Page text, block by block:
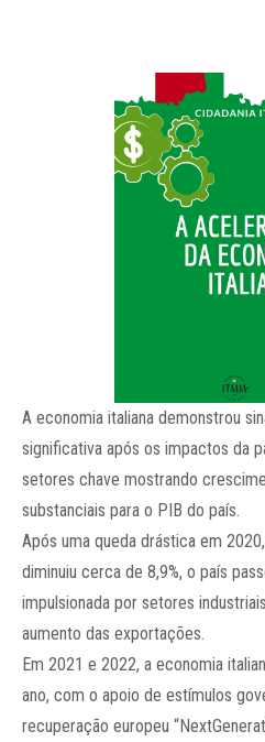
A economia italiana demonstrou
significativa após os impactos da
setores chave mostrando
substanciais para o PIB do país.
Após uma queda drástica em
diminuiu cerca de 8,9%, o país
impulsionada por setores
aumento das exportações.
Em 2021 e 2022, a economia
ano, com o apoio de estímulos
recuperação europeu